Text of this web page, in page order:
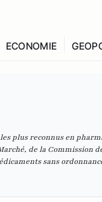
ECONOMIE
plus reconnus en
de la Commission
sans